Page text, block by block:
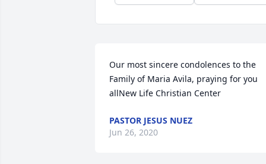
Our most sincere condolences to the
Family of Maria Avila, praying for you
allNew Life Christian Center
PASTOR JESUS NUEZ
Jun 26, 2020